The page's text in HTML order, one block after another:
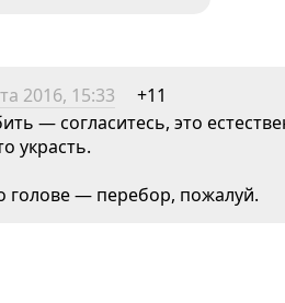
2016, 15:33
+11
— согласитесь, это
украсть.
голове — перебор, пожалуй.